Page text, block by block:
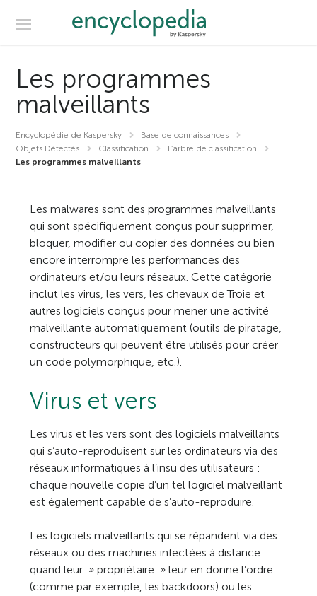
Les programmes
malveillants
Encyclopédie de Kaspersky
Base de connaissances
Objets Détectés
Classification
L’arbre de classification
Les programmes malveillants
Les malwares sont des programmes malveillants
qui sont spécifiquement conçus pour supprimer,
bloquer, modifier ou copier des données ou bien
encore interrompre les performances des
ordinateurs et/ou leurs réseaux. Cette catégorie
inclut les virus, les vers, les chevaux de Troie et
autres logiciels conçus pour mener une activité
malveillante automatiquement (outils de piratage,
constructeurs qui peuvent être utilisés pour créer
un code polymorphique, etc.).
Virus et vers
Les virus et les vers sont des logiciels malveillants
qui s’auto-reproduisent sur les ordinateurs via des
réseaux informatiques à l’insu des utilisateurs :
chaque nouvelle copie d’un tel logiciel malveillant
est également capable de s’auto-reproduire.
Les logiciels malveillants qui se répandent via des
réseaux ou des machines infectées à distance
quand leur » propriétaire » leur en donne l’ordre
(comme par exemple, les backdoors) ou les